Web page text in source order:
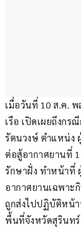
เมื่อวันที่ 10 ส.ค.
เรือ เปิดเผยถึงกร
รัตนวงษ์ ตำแหน่ง
ต่อสู้อากาศยานที่
รักษาฝั่ง ทำหน้าที่
อากาศยานเฉพาะ
ถูกส่งไปปฏิบัติหน้
พื้นที่จังหวัดสุรินทร์